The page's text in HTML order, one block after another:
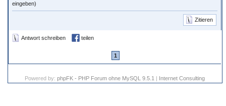
eingeben)
Zitieren
Antwort schreiben teilen
1
Powered by:phpFK - PHP Forum ohne MySQL 9.5.1 | Internet Consulting